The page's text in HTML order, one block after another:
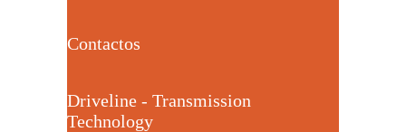
Contactos
Driveline - Transmission
Technology